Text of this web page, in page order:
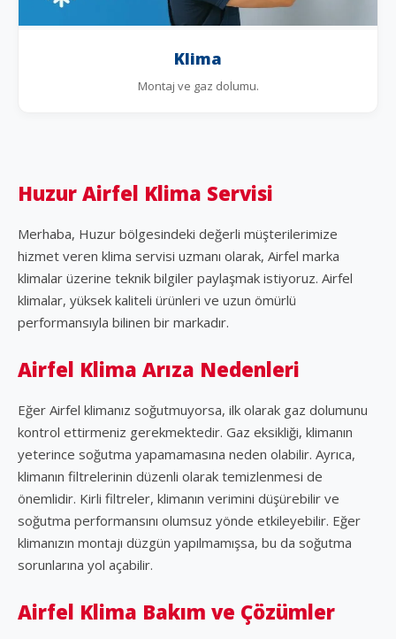
Klima
Montaj ve gaz dolumu.
Huzur Airfel Klima Servisi
Merhaba, Huzur bölgesindeki değerli müşterilerimize
hizmet veren klima servisi uzmanı olarak, Airfel marka
klimalar üzerine teknik bilgiler paylaşmak istiyoruz. Airfel
klimalar, yüksek kaliteli ürünleri ve uzun ömürlü
performansıyla bilinen bir markadır.
Airfel Klima Arıza Nedenleri
Eğer Airfel klimanız soğutmuyorsa, ilk olarak gaz dolumunu
kontrol ettirmeniz gerekmektedir. Gaz eksikliği, klimanın
yeterince soğutma yapamamasına neden olabilir. Ayrıca,
klimanın filtrelerinin düzenli olarak temizlenmesi de
önemlidir. Kirli filtreler, klimanın verimini düşürebilir ve
soğutma performansını olumsuz yönde etkileyebilir. Eğer
klimanızın montajı düzgün yapılmamışsa, bu da soğutma
sorunlarına yol açabilir.
Airfel Klima Bakım ve Çözümler